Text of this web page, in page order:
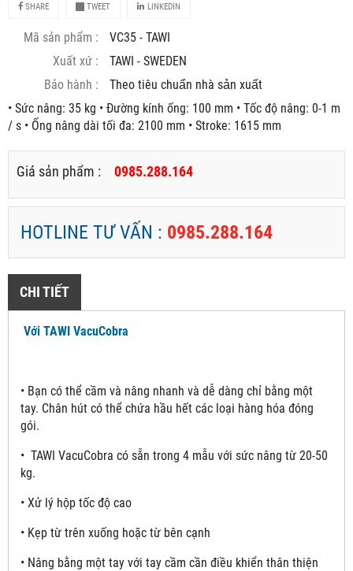
SHARE TWEET LINKEDIN
Mã sản phẩm :
VC35 - TAWI
Xuất xứ :
TAWI - SWEDEN
Bảo hành :
Theo tiêu chuẩn nhà sản xuất
• Sức nâng: 35 kg • Đường kính ống: 100 mm • Tốc độ nâng: 0-1 m
/ s • Ống nâng dài tối đa: 2100 mm • Stroke: 1615 mm
Giá sản phẩm : 0985.288.164
HOTLINE TƯ VẤN : 0985.288.164
CHI TIẾT
Với TAWI VacuCobra
• Bạn có thể cầm và nâng nhanh và dễ dàng chỉ bằng một
tay. Chân hút có thể chứa hầu hết các loại hàng hóa đóng
gói.
• TAWI VacuCobra có sẵn trong 4 mẫu với sức nâng từ 20-50
kg.
• Xử lý hộp tốc độ cao
• Kẹp từ trên xuống hoặc từ bên cạnh
• Nâng bằng một tay với tay cầm cần điều khiển thân thiện